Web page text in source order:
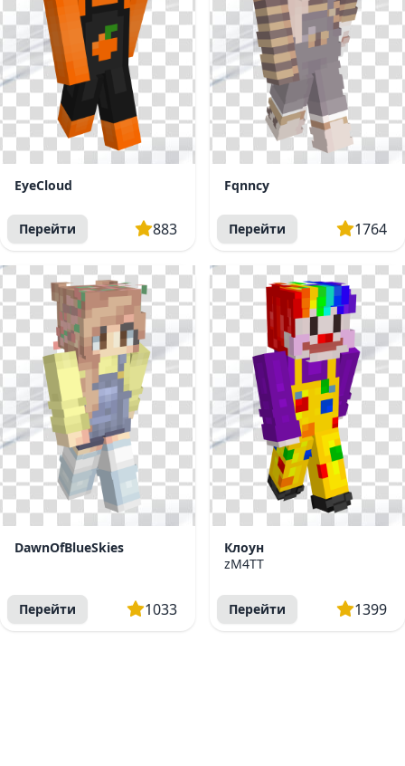
EyeCloud
Перейти 883
Fqnncy
Перейти 1764
DawnOfBlueSkies
Перейти 1033
Клоун
zM4TT
Перейти 1399